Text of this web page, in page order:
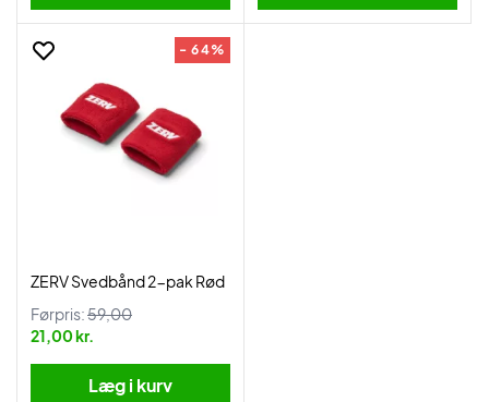
- 64%
ZERV Svedbånd 2-pak Rød
Førpris:59,00
21,00 kr.
Læg i kurv